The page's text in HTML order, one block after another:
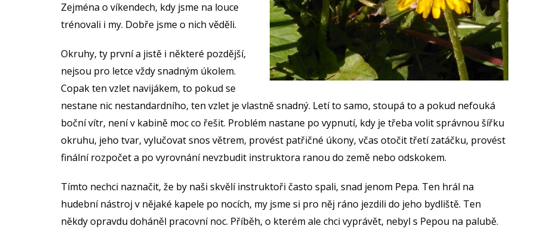
Zejména o víkendech, kdy jsme na louce
trénovali i my. Dobře jsme o nich věděli.
Okruhy, ty první a jistě i některé pozdější,
nejsou pro letce vždy snadným úkolem.
Copak ten vzlet navijákem, to pokud se
nestane nic nestandardního, ten vzlet je vlastně snadný. Letí to samo, stoupá to a pokud nefouká
boční vítr, není v kabině moc co řešit. Problém nastane po vypnutí, kdy je třeba volit správnou šířku
okruhu, jeho tvar, vylučovat snos větrem, provést patřičné úkony, včas otočit třetí zatáčku, provést
finální rozpočet a po vyrovnání nevzbudit instruktora ranou do země nebo odskokem.
Tímto nechci naznačit, že by naši skvělí instruktoři často spali, snad jenom Pepa. Ten hrál na
hudební nástroj v nějaké kapele po nocích, my jsme si pro něj ráno jezdili do jeho bydliště. Ten
někdy opravdu doháněl pracovní noc. Příběh, o kterém ale chci vyprávět, nebyl s Pepou na palubě.